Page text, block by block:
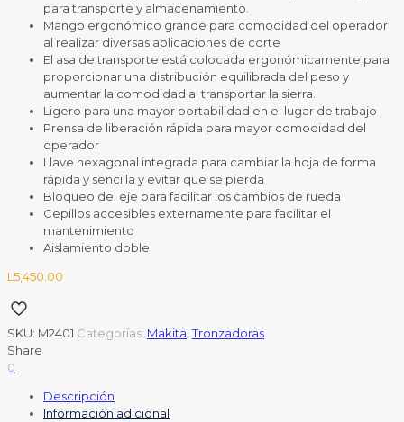
para transporte y almacenamiento.
Mango ergonómico grande para comodidad del operador
al realizar diversas aplicaciones de corte
El asa de transporte está colocada ergonómicamente para
proporcionar una distribución equilibrada del peso y
aumentar la comodidad al transportar la sierra.
Ligero para una mayor portabilidad en el lugar de trabajo
Prensa de liberación rápida para mayor comodidad del
operador
Llave hexagonal integrada para cambiar la hoja de forma
rápida y sencilla y evitar que se pierda
Bloqueo del eje para facilitar los cambios de rueda
Cepillos accesibles externamente para facilitar el
mantenimiento
Aislamiento doble
L 5,450.00
SKU: M2401 Categorías: Makita ,Tronzadoras
Share
0
Descripción
Información adicional